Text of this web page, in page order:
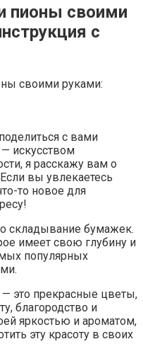
пионы своими
с
с вами
искусством
я расскажу вам о
вы увлекаетесь
то новое для
складывание бумажек.
имеет свою глубину и
популярных
это прекрасные цветы,
благородство и
яркостью и ароматом,
эту красоту в своих